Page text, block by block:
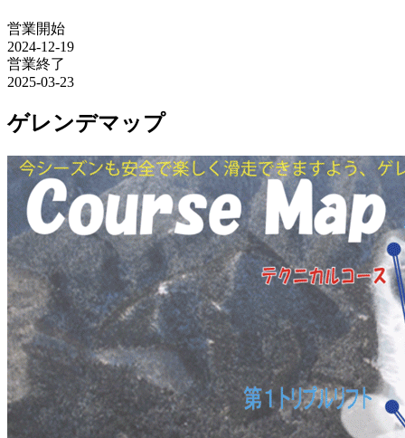
営業開始
2024-12-19
営業終了
2025-03-23
ゲレンデマップ